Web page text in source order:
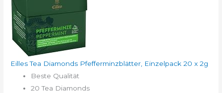
Eilles Tea Diamonds Pfefferminzblätter, Einzelpack 20 x 2g
Beste Qualität
20 Tea Diamonds